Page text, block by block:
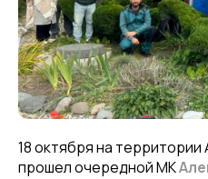
18 октября на
прошел очередной МК